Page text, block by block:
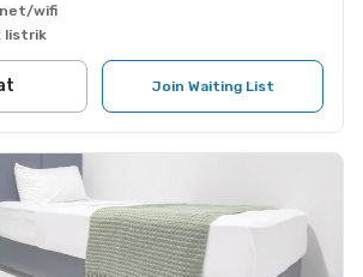
wifi
listrik
Join Waiting List